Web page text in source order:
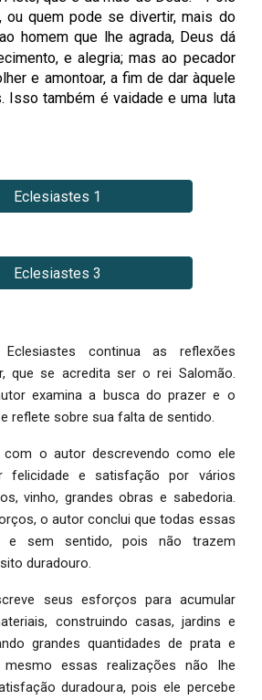
ou quem pode se divertir, mais do
homem que lhe agrada, Deus dá
e alegria; mas ao pecador
e amontoar, a fim de dar àquele
Isso também é vaidade e uma luta
Eclesiastes 1
Eclesiastes 3
continua as reflexões
que se acredita ser o rei Salomão.
examina a busca do prazer e o
reflete sobre sua falta de sentido.
o autor descrevendo como ele
felicidade e satisfação por vários
vinho, grandes obras e sabedoria.
o autor conclui que todas essas
e sem sentido, pois não trazem
duradouro.
seus esforços para acumular
construindo casas, jardins e
grandes quantidades de prata e
essas realizações não lhe
duradoura, pois ele percebe